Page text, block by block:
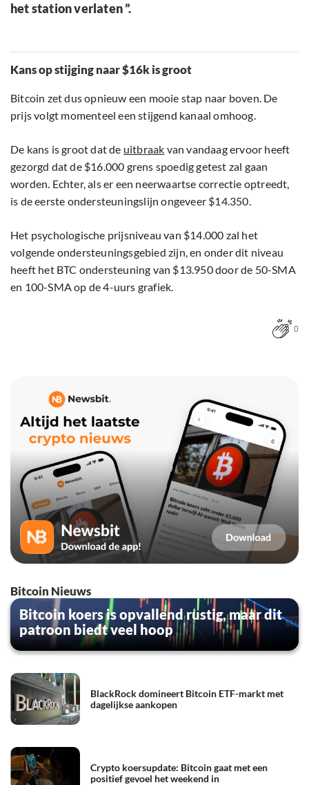
het station verlaten ”.
Kans op stijging naar $16k is groot
Bitcoin zet dus opnieuw een mooie stap naar boven. De
prijs volgt momenteel een stijgend kanaal omhoog.
De kans is groot dat de uitbraak van vandaag ervoor heeft
gezorgd dat de $16.000 grens spoedig getest zal gaan
worden. Echter, als er een neerwaartse correctie optreedt,
is de eerste ondersteuningslijn ongeveer $14.350.
Het psychologische prijsniveau van $14.000 zal het
volgende ondersteuningsgebied zijn, en onder dit niveau
heeft het BTC ondersteuning van $13.950 door de 50-SMA
en 100-SMA op de 4-uurs grafiek.
0
Bitcoin Nieuws
Bitcoin koers is opvallend rustig, maar dit
patroon biedt veel hoop
BlackRock domineert Bitcoin ETF-markt met
dagelijkse aankopen
Crypto koersupdate: Bitcoin gaat met een
positief gevoel het weekend in